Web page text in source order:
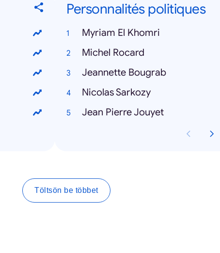
Personnalités politiques
Myriam El Khomri
Michel Rocard
Jeannette Bougrab
Nicolas Sarkozy
Jean Pierre Jouyet
Töltsön be többet